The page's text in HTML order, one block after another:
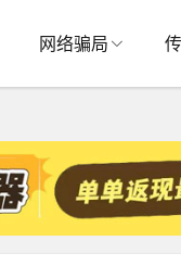
网络骗局